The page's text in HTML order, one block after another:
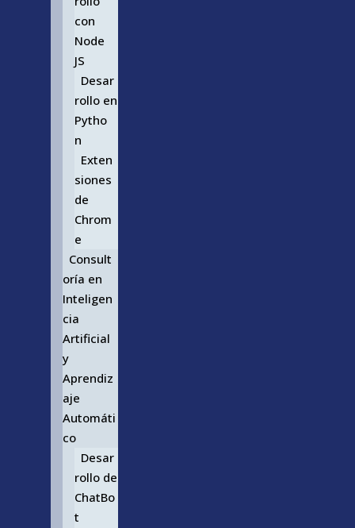
con
Node
JS
Desar
rollo en
Pytho
n
Exten
siones
de
Chrom
e
Consult
oría en
Inteligen
cia
Artificial
y
Aprendiz
aje
Automáti
co
Desar
rollo de
ChatBo
t